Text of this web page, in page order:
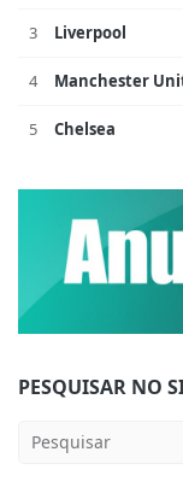
3 Liverpool
4 Manchester
5 Chelsea
PESQUISAR NO